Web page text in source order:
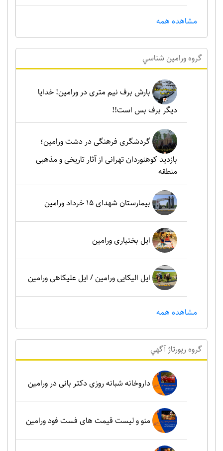
مشاهده همه
گروه ورامين شناسي
بارش برف نیم متری در ورامین! خدایا
دیگر برف بس است!!
گردشگری فرهنگی در دشت ورامین؛
بازدید کوهنوردان تهرانی از آثار تاریخی و مذهبی
منطقه
بیمارستان شهدای 15 خرداد ورامین
ایل بختیاری ورامین
ایل الیکایی ورامین / ایل علیکاهی ورامین
مشاهده همه
گروه رپورتاژ آگهي
داروخانه شبانه روزی دکتر بانی در ورامین
منو و لیست قیمت های فست فود ورامین